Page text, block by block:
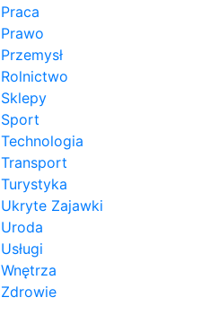
Praca
Prawo
Przemysł
Rolnictwo
Sklepy
Sport
Technologia
Transport
Turystyka
Ukryte Zajawki
Uroda
Usługi
Wnętrza
Zdrowie